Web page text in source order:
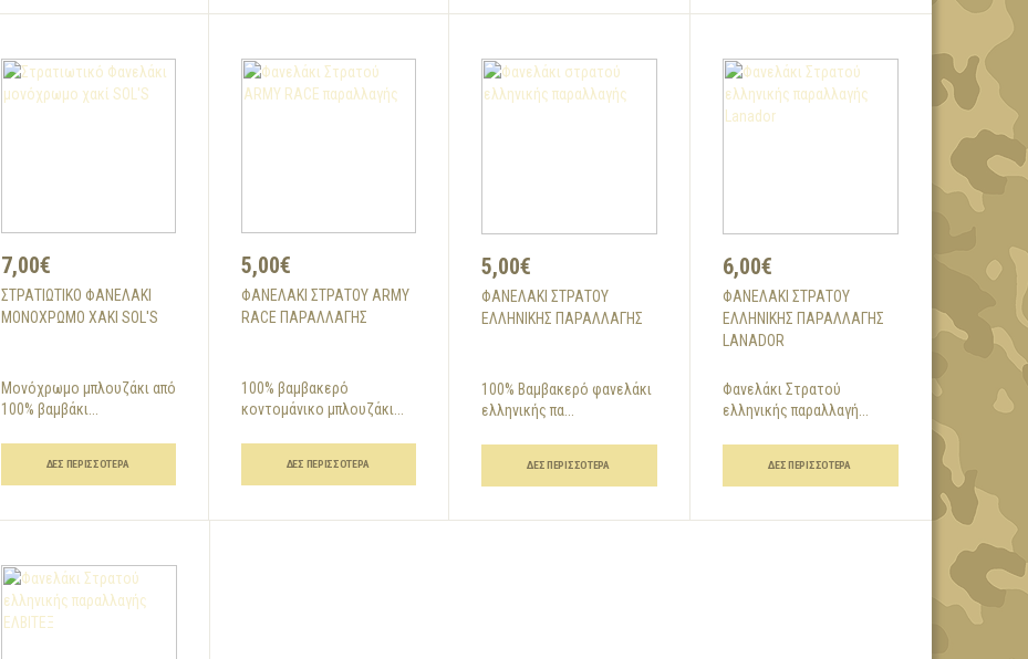
7,00€
ΣΤΡΑΤΙΩΤΙΚΌ ΦΑΝΕΛΆΚΙ
ΜΟΝΌΧΡΩΜΟ ΧΑΚΊ SOL'S
Μονόχρωμο μπλουζάκι από
100% βαμβάκι...
ΔΕΣ ΠΕΡΙΣΣΌΤΕΡΑ
5,00€
ΦΑΝΕΛΆΚΙ ΣΤΡΑΤΟΎ ARMY
RACE ΠΑΡΑΛΛΑΓΉΣ
100% βαμβακερό
κοντομάνικο μπλουζάκι...
ΔΕΣ ΠΕΡΙΣΣΌΤΕΡΑ
5,00€
ΦΑΝΕΛΆΚΙ ΣΤΡΑΤΟΎ
ΕΛΛΗΝΙΚΉΣ ΠΑΡΑΛΛΑΓΉΣ
100% Βαμβακερό φανελάκι
ελληνικής πα...
ΔΕΣ ΠΕΡΙΣΣΌΤΕΡΑ
6,00€
ΦΑΝΕΛΆΚΙ ΣΤΡΑΤΟΎ
ΕΛΛΗΝΙΚΉΣ ΠΑΡΑΛΛΑΓΉΣ
LANADOR
Φανελάκι Στρατού
ελληνικής παραλλαγή...
ΔΕΣ ΠΕΡΙΣΣΌΤΕΡΑ